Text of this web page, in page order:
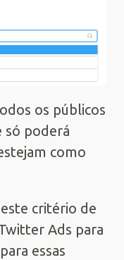
os públicos
só poderá
como
critério de
Ads para
essas